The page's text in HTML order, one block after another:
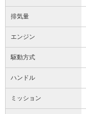
排気量
エンジン
駆動方式
ハンドル
ミッション